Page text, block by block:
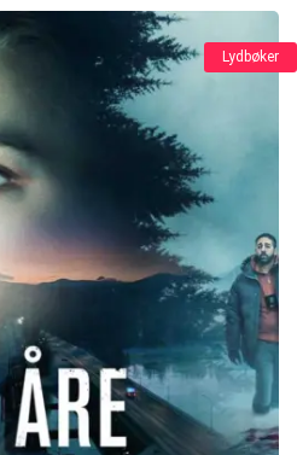
Lydbøker